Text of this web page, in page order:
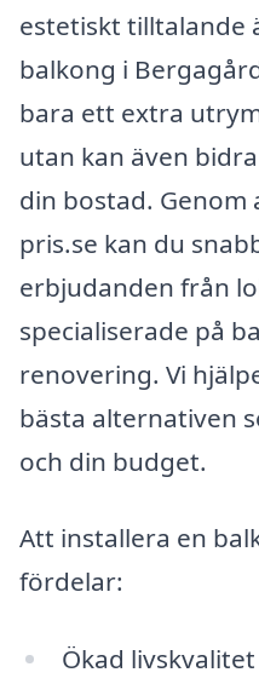
estetiskt tilltalande
balkong i
bara ett extra
utan kan även
din bostad.
pris.se kan du
erbjudanden från
specialiserade på
renovering. Vi
bästa alternativen
och din budget.
Att installera en
fördelar:
Ökad